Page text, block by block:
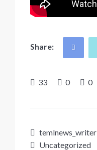
Share:
33 0 0
temlnews_writer
Uncategorized